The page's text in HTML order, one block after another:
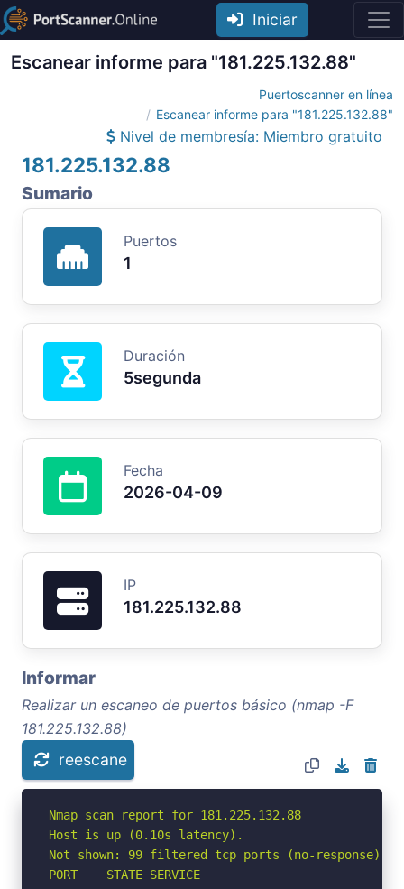
Iniciar
Escanear informe para "181.225.132.88"
Puertoscanner en línea
Escanear informe para "181.225.132.88"
Nivel de membresía: Miembro gratuito
181.225.132.88
Sumario
Puertos
1
Duración
5segunda
Fecha
2026-04-09
IP
181.225.132.88
Informar
Realizar un escaneo de puertos básico (nmap -F
181.225.132.88)
reescane
Nmap scan report for 181.225.132.88
Host is up (0.10s latency).
Not shown: 99 filtered tcp ports (no-response)
PORT    STATE SERVICE